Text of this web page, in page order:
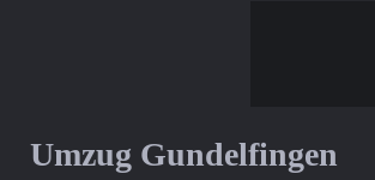
Umzug Gundelfingen